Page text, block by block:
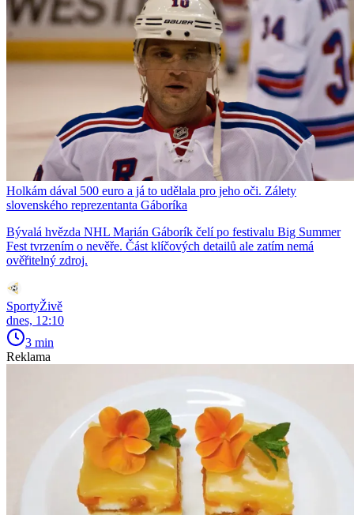
Holkám dával 500 euro a já to udělala pro jeho oči. Zálety
slovenského reprezentanta Gáboríka
Bývalá hvězda NHL Marián Gáborík čelí po festivalu Big Summer
Fest tvrzením o nevěře. Část klíčových detailů ale zatím nemá
ověřitelný zdroj.
SportyŽivě
dnes, 12:10
3 min
Reklama